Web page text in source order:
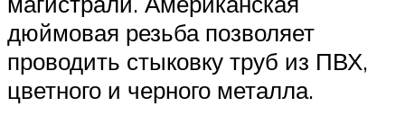
дюймовая резьба позволяет
проводить стыковку труб из ПВХ,
цветного и черного металла.